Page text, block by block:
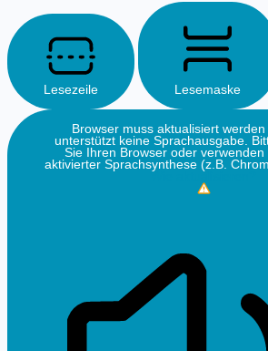
Lesezeile Lesemaske
Browser muss aktualisiert werden
unterstützt keine Sprachausgabe.
Sie Ihren Browser oder verwenden
aktivierter Sprachsynthese (z.B.